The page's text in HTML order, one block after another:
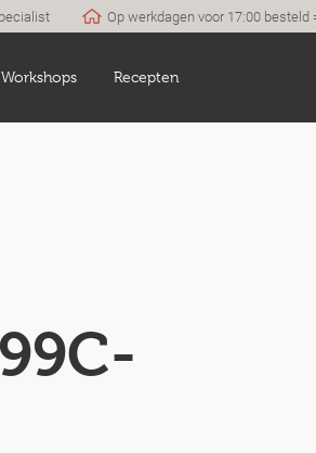
Op werkdagen voor 17:00 besteld
Workshops Recepten